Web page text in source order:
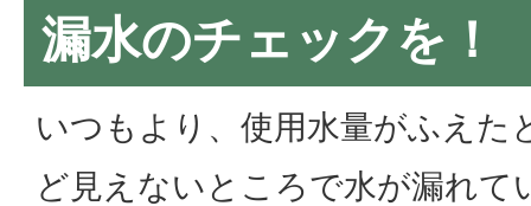
漏水のチェックを！
いつもより、使用水量がふえた
ど見えないところで水が漏れて